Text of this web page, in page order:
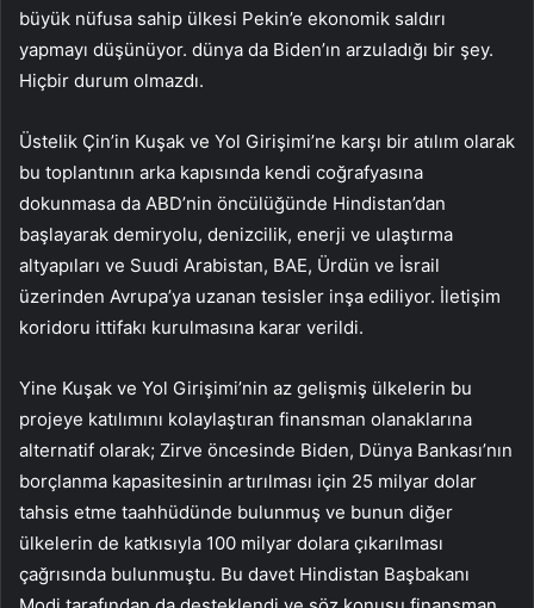
büyük nüfusa sahip ülkesi Pekin’e ekonomik saldırı
yapmayı düşünüyor. dünya da Biden’ın arzuladığı bir şey.
Hiçbir durum olmazdı.
Üstelik Çin’in Kuşak ve Yol Girişimi’ne karşı bir atılım olarak
bu toplantının arka kapısında kendi coğrafyasına
dokunmasa da ABD’nin öncülüğünde Hindistan’dan
başlayarak demiryolu, denizcilik, enerji ve ulaştırma
altyapıları ve Suudi Arabistan, BAE, Ürdün ve İsrail
üzerinden Avrupa’ya uzanan tesisler inşa ediliyor. İletişim
koridoru ittifakı kurulmasına karar verildi.
Yine Kuşak ve Yol Girişimi’nin az gelişmiş ülkelerin bu
projeye katılımını kolaylaştıran finansman olanaklarına
alternatif olarak; Zirve öncesinde Biden, Dünya Bankası’nın
borçlanma kapasitesinin artırılması için 25 milyar dolar
tahsis etme taahhüdünde bulunmuş ve bunun diğer
ülkelerin de katkısıyla 100 milyar dolara çıkarılması
çağrısında bulunmuştu. Bu davet Hindistan Başbakanı